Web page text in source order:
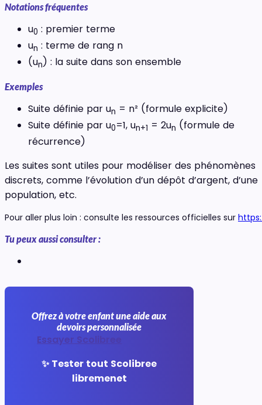
Notations fréquentes
u0 : premier terme
un : terme de rang n
(un) : la suite dans son ensemble
Exemples
Suite définie par un = n² (formule explicite)
Suite définie par u0=1, un+1 = 2un (formule de
récurrence)
Les suites sont utiles pour modéliser des phénomènes
discrets, comme l’évolution d’un dépôt d’argent, d’une
population, etc.
Pour aller plus loin : consulte les ressources officielles sur
Tu peux aussi consulter :
Offrez à votre enfant une aide aux
devoirs personnalisée
Essayer Scolibree
✨ Tester tout Scolibree
libremenet